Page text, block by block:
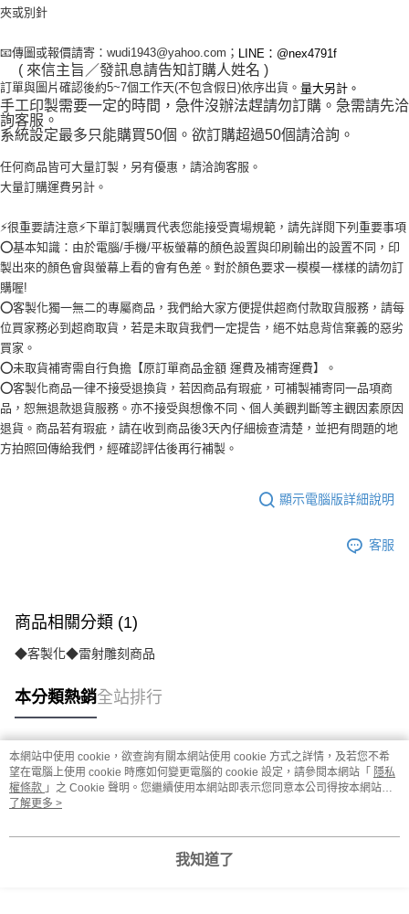
夾或別針
📧傳圖或報價請寄：wudi1943@yahoo.com； LINE：@nex4791f
( 來信主旨／發訊息請告知訂購人姓名 )
訂單與圖片確認後約5~7個工作天(不包含假日)依序出貨。 量大另計。
手工印製需要一定的時間，急件沒辦法趕請勿訂購。急需請先洽
詢客服。
系統設定最多只能購買50個。欲訂購超過50個請洽詢。
任何商品皆可大量訂製，另有優惠，請洽詢客服。
大量訂購運費另計。
⚡很重要請注意⚡下單訂製購買代表您能接受賣場規範，請先詳閱下列重要事項
⭕基本知識：由於電腦/手機/平板螢幕的顏色設置與印刷輸出的設置不同，印
製出來的顏色會與螢幕上看的會有色差。對於顏色要求一模模一樣樣的請勿訂
購喔!
⭕客製化獨一無二的專屬商品，我們給大家方便提供超商付款取貨服務，請每
位買家務必到超商取貨，若是未取貨我們一定提告，絕不姑息背信棄義的惡劣
買家。
⭕未取貨補寄需自行負擔【原訂單商品金額 運費及補寄運費】。
⭕客製化商品一律不接受退換貨，若因商品有瑕疵，可補製補寄同一品項商
品，恕無退款退貨服務。亦不接受與想像不同、個人美觀判斷等主觀因素原因
退貨。商品若有瑕疵，請在收到商品後3天內仔細檢查清楚，並把有問題的地
方拍照回傳給我們，經確認評估後再行補製。
顯示電腦版詳細說明
客服
商品相關分類 (1)
◆客製化◆雷射雕刻商品
本分類熱銷全站排行
熱門標籤
本網站中使用 cookie，欲查詢有關本網站使用 cookie 方式之詳情，及若您不希
望在電腦上使用 cookie 時應如何變更電腦的 cookie 設定，請參閱本網站「 隱私
權條款 」之 Cookie 聲明。您繼續使用本網站即表示您同意本公司得按本網站使
用條款之 Cookie 聲明使用 cookie。
了解更多 >
我知道了